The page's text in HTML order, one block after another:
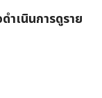
ำเนินการดูราย